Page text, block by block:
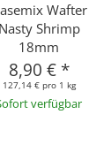
Wafter
Nasty Shrimp
18mm
8,90 € *
127,14 € pro 1 kg
verfügbar